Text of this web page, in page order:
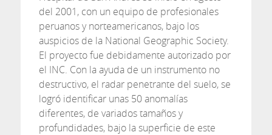
del 2001, con un equipo de profesionales
peruanos y norteamericanos, bajo los
auspicios de la National Geographic Society.
El proyecto fue debidamente autorizado por
el INC. Con la ayuda de un instrumento no
destructivo, el radar penetrante del suelo, se
logró identificar unas 50 anomalías
diferentes, de variados tamaños y
profundidades, bajo la superficie de este